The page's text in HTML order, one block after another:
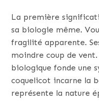
La première
sa biologie même.
fragilité apparente.
moindre coup de
biologique fonde une
coquelicot incarne la
représente la nature